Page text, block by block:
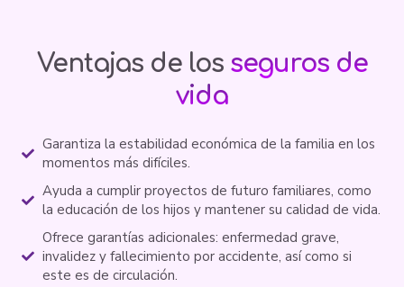
Ventajas de los seguros de
vida
Garantiza la estabilidad económica de la familia en los
momentos más difíciles.
Ayuda a cumplir proyectos de futuro familiares, como
la educación de los hijos y mantener su calidad de vida.
Ofrece garantías adicionales: enfermedad grave,
invalidez y fallecimiento por accidente, así como si
este es de circulación.